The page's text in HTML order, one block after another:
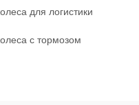
для логистики
с тормозом